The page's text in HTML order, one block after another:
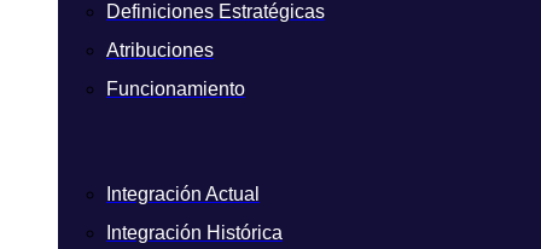
Definiciones Estratégicas
Atribuciones
Funcionamiento
Integración Actual
Integración Histórica